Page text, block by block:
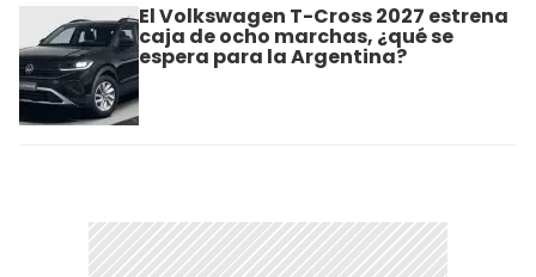
El Volkswagen T-Cross 2027 estrena
caja de ocho marchas, ¿qué se
espera para la Argentina?